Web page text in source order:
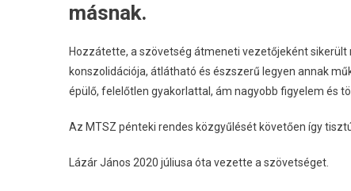
másnak.
Hozzátette, a szövetség átmeneti vezetőjeként
konszolidációja, átlátható és észszerű legyen annak
épülő, felelőtlen gyakorlattal, ám nagyobb figyelem és
Az MTSZ pénteki rendes közgyűlését követően így
Lázár János 2020 júliusa óta vezette a szövetséget.